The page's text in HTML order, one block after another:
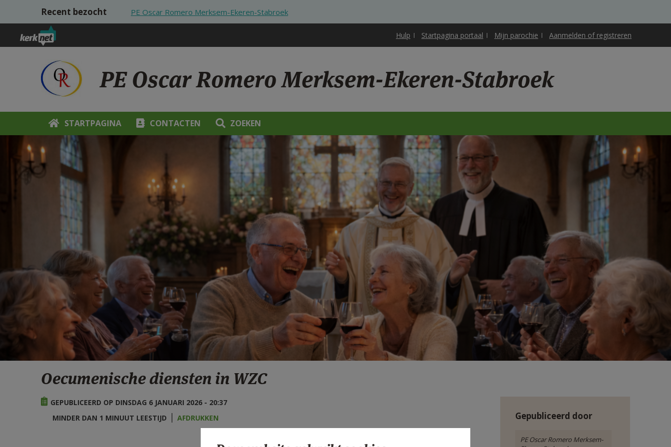
Overslaan en naar de inhoud gaan
Recent bezocht PE Oscar Romero Merksem-Ekeren-Stabroek
Hulp Startpagina portaal Mijn parochie Aanmelden of registreren
PE Oscar Romero Merksem-Ekeren-Stabroek
STARTPAGINA CONTACTEN ZOEKEN
Oecumenische diensten in WZC
GEPUBLICEERD OP DINSDAG 6 JANUARI 2026 - 20:37
MINDER DAN 1 MINUUT LEESTIJD
AFDRUKKEN Gepubliceerd door
PE Oscar Romero Merksem-